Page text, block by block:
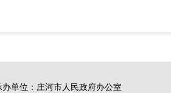
单位：庄河市人民政府办公室